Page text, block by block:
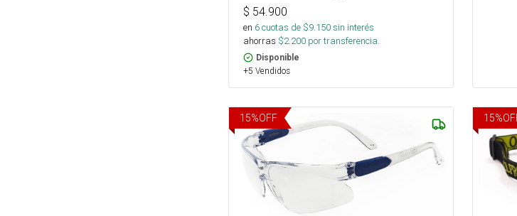
$ 54.900
en 6cuotas de $9.150sin interés
ahorras $2.200 por transferencia.
Disponible
+5 Vendidos
15%OFF 15%